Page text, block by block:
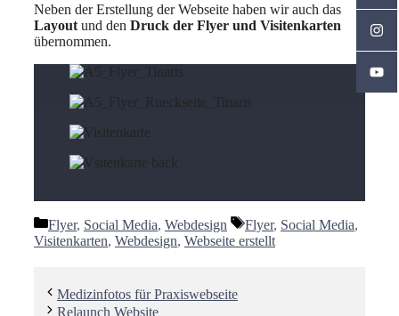
Neben der Erstellung der Webseite haben wir auch das
Layout und den Druck der Flyer und Visitenkarten
übernommen.
Kategorien
Flyer, Social Media, Webdesign Schlagwörter
Flyer, Social Media,
Visitenkarten, Webdesign, Webseite erstellt
Medizinfotos für Praxiswebseite
Relaunch Website